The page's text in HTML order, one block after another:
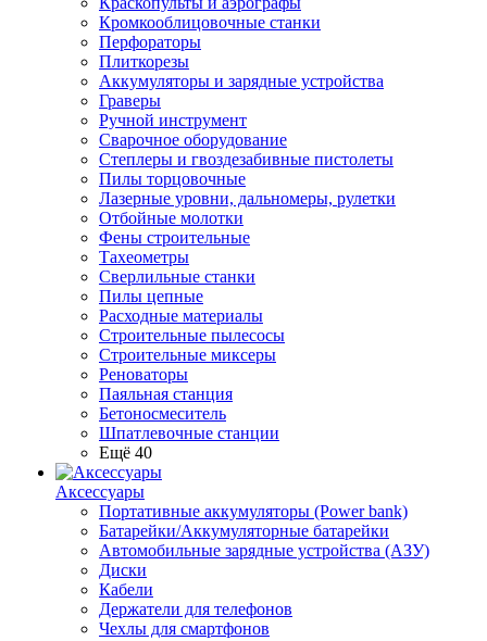
Кромкооблицовочные станки
Перфораторы
Плиткорезы
Аккумуляторы и зарядные устройства
Граверы
Ручной инструмент
Сварочное оборудование
Степлеры и гвоздезабивные пистолеты
Пилы торцовочные
Лазерные уровни, дальномеры, рулетки
Отбойные молотки
Фены строительные
Тахеометры
Сверлильные станки
Пилы цепные
Расходные материалы
Строительные пылесосы
Строительные миксеры
Реноваторы
Паяльная станция
Бетоносмеситель
Шпатлевочные станции
Ещё 40
Аксессуары
Портативные аккумуляторы (Power bank)
Батарейки/Аккумуляторные батарейки
Автомобильные зарядные устройства (АЗУ)
Диски
Кабели
Держатели для телефонов
Чехлы для смартфонов